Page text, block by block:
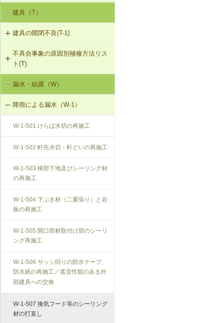
口部からの透過音）（SO-4）
への交換
V-3-005 駐輪機からの音・振動の伝
設備からの騒音、振動（V-3）
内装仕上材の汚損（I-1）
内装仕上材のひび割れ、はがれ等
（I-2）
建具（T）
建具の開閉不良(T-1)
T-1-001 丁番の取付け調整
T-1-002 丁番の取替え
T-1-003 ラッチボルト受金物の調整
T-1-007 敷居のレベル調整
T-1-008 建具上桟削り調整
不具合事象の原因別補修方法リス
ト(T)
建具の開閉不良（T-1）
漏水・結露（W）
降雨による漏水（W-1）
W-1-501 けらば水切の再施工
W-1-502 軒先水切・軒どいの再施工
W-1-503 棟部下地及びシーリング材
の再施工
W-1-504 下ぶき材（二重張り）と谷
板の再施工
W-1-505 開口部材取付け部のシーリ
ング再施工
W-1-506 サッシ回りの防水テープ、
防水紙の再施工／遮音性能のある外
部建具への交換
W-1-507 換気フード等のシーリング
材の打直し